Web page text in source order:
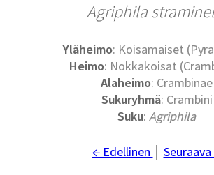
Agriphila
Yläheimo: Koisamaiset
Heimo: Nokkakoisat
Alaheimo: Crambinae
Sukuryhmä: Crambini
Suku: Agriphila
← Edellinen